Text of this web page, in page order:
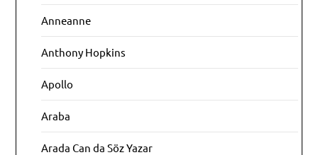
Anneanne
Anthony Hopkins
Apollo
Araba
Arada Can da Söz Yazar